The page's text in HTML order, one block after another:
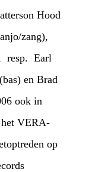
Hood
zang),
resp. Earl
en Brad
ook in
VERA-
op